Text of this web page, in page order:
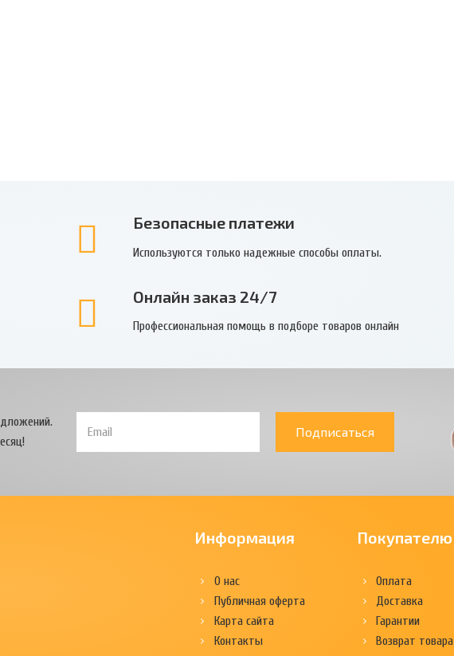
Безопасные платежи
Используются только надежные способы оплаты.
Онлайн заказ 24/7
Профессиональная помощь в подборе товаров онлайн
Подписаться
Информация
О нас
Публичная оферта
Карта сайта
Контакты
Покупателю
Оплата
Доставка
Гарантии
Возврат товара